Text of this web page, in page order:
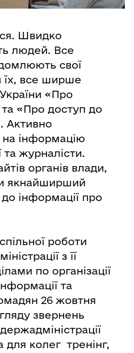
Швидко
людей. Все
свої
їх, все ширше
«Про
«Про доступ до
Активно
інформацію
та журналісти.
органів влади,
якнайширший
інформації про
роботи
з її
по організації
та
26 жовтня
звернень
для колег тренінг,